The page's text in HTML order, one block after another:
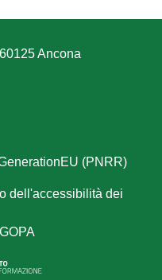
Ancona
(PNRR)
dell'accessibilità dei